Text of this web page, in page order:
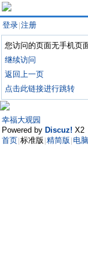
登录 注册
您访问的页面无手机页
继续访问
返回上一页
点击此链接进行跳转
幸福大观园
Powered by Discuz! X2
首页 标准版 精简版 电